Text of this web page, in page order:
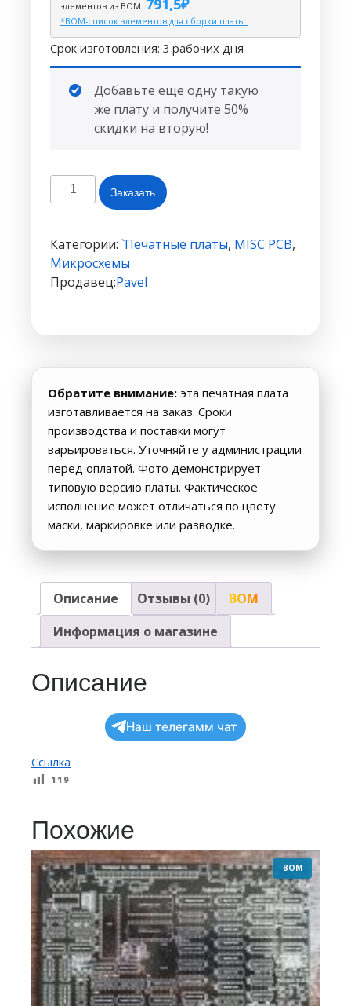
элементов из ВОМ: 791,5₽.
*BOM-список элементов для сборки платы.
Срок изготовления: 3 рабочих дня
Добавьте ещё одну такую
же плату и получите 50%
скидки на вторую!
Количество
товара
часов
zxRebornClock
#1601
Заказать
Категории: `Печатные платы, MISC PCB,
Микросхемы
Продавец:Pavel
Обратите внимание: эта печатная плата
изготавливается на заказ. Сроки
производства и поставки могут
варьироваться. Уточняйте у администрации
перед оплатой. Фото демонстрирует
типовую версию платы. Фактическое
исполнение может отличаться по цвету
маски, маркировке или разводке.
Описание Отзывы (0)
BOM
Информация о магазине
Описание
Наш телегамм чат
Ссылка
119
Похожие
BOM